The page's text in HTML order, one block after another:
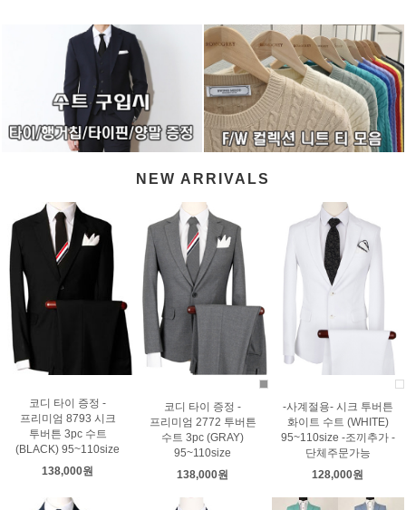
NEW ARRIVALS
코디 타이 증정 -
프리미엄 8793 시크
투버튼 3pc 수트
(BLACK) 95~110size
138,000원
코디 타이 증정 -
프리미엄 2772 투버튼
수트 3pc (GRAY)
95~110size
138,000원
-사계절용- 시크 투버튼
화이트 수트 (WHITE)
95~110size -조끼추가 -
단체주문가능
128,000원